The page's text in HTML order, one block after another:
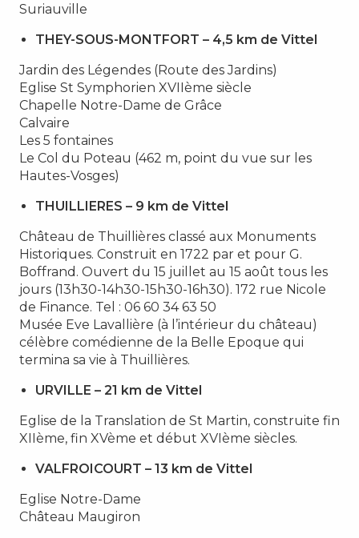
Suriauville
THEY-SOUS-MONTFORT – 4,5 km de Vittel
Jardin des Légendes (Route des Jardins)
Eglise St Symphorien XVIIème siècle
Chapelle Notre-Dame de Grâce
Calvaire
Les 5 fontaines
Le Col du Poteau (462 m, point du vue sur les
Hautes-Vosges)
THUILLIERES – 9 km de Vittel
Château de Thuillières classé aux Monuments
Historiques. Construit en 1722 par et pour G.
Boffrand. Ouvert du 15 juillet au 15 août tous les
jours (13h30-14h30-15h30-16h30). 172 rue Nicole
de Finance. Tel : 06 60 34 63 50
Musée Eve Lavallière (à l’intérieur du château)
célèbre comédienne de la Belle Epoque qui
termina sa vie à Thuillières.
URVILLE – 21 km de Vittel
Eglise de la Translation de St Martin, construite fin
XIIème, fin XVème et début XVIème siècles.
VALFROICOURT – 13 km de Vittel
Eglise Notre-Dame
Château Maugiron